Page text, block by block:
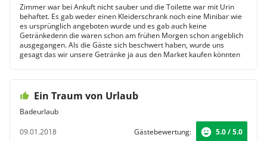
Zimmer war bei Ankuft nicht sauber und die Toilette war mit Urin
behaftet. Es gab weder einen Kleiderschrank noch eine Minibar wie
es ursprünglich angeboten wurde und es gab auch keine
Getränkedenn die waren schon am frühen Morgen schon angeblich
ausgegangen. Als die Gäste sich beschwert haben, wurde uns
gesagt das wir unsere Getränke ja aus den Market kaufen könnten
Ein Traum von Urlaub
Badeurlaub
09.01.2018
Gästebewertung: 5.0 / 5.0